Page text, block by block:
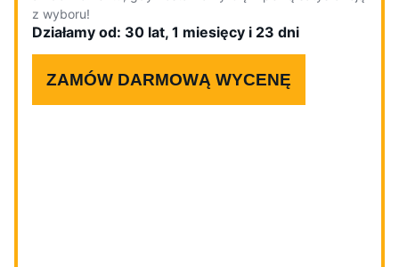
z wyboru!
Działamy od: 30 lat, 1 miesięcy i 23 dni
ZAMÓW DARMOWĄ WYCENĘ